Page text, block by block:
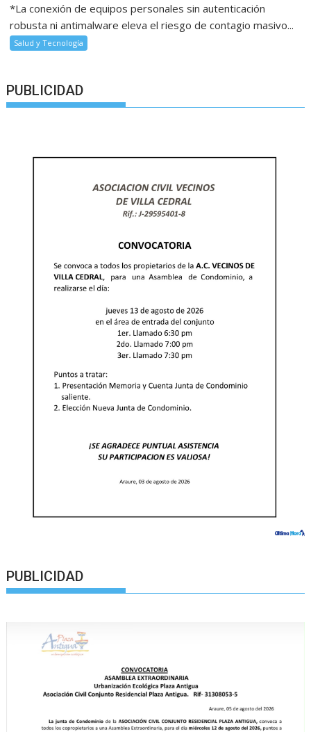
*La conexión de equipos personales sin autenticación
robusta ni antimalware eleva el riesgo de contagio masivo...
Salud y Tecnología
PUBLICIDAD
PUBLICIDAD